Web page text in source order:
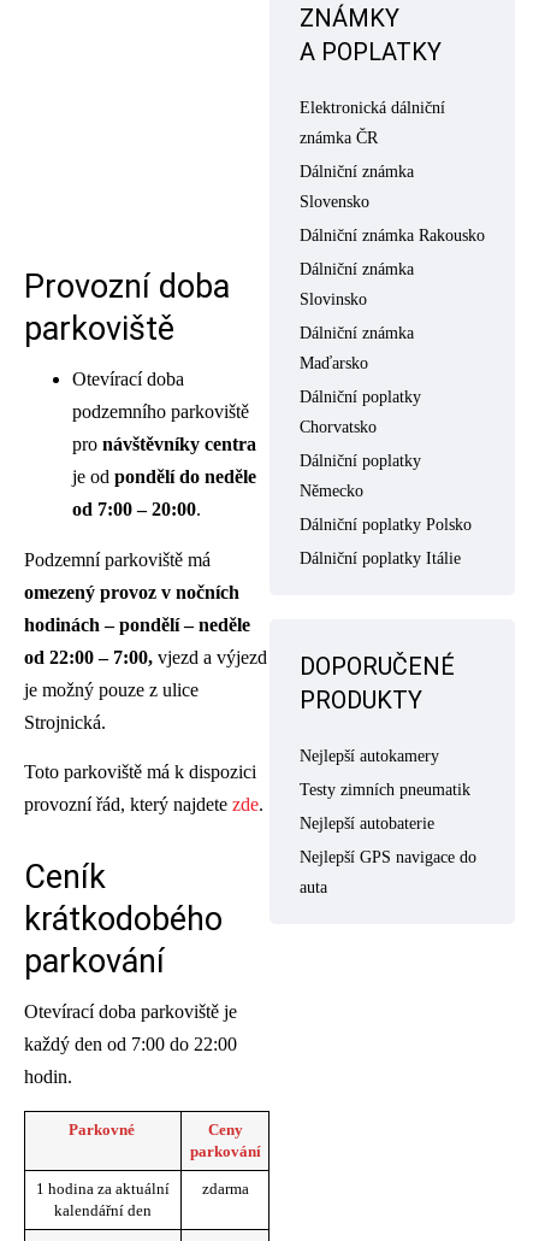
Provozní doba
parkoviště
Otevírací doba
podzemního parkoviště
pro návštěvníky centra
je od pondělí do neděle
od 7:00 – 20:00.
Podzemní parkoviště má
omezený provoz v nočních
hodinách – pondělí – neděle
od 22:00 – 7:00, vjezd a výjezd
je možný pouze z ulice
Strojnická.
Toto parkoviště má k dispozici
provozní řád, který najdete zde.
Ceník
krátkodobého
parkování
Otevírací doba parkoviště je
každý den od 7:00 do 22:00
hodin.
Parkovné
Ceny
parkování
1 hodina za aktuální
kalendářní den
zdarma
ZNÁMKY
A POPLATKY
Elektronická dálniční
známka ČR
Dálniční známka
Slovensko
Dálniční známka Rakousko
Dálniční známka
Slovinsko
Dálniční známka
Maďarsko
Dálniční poplatky
Chorvatsko
Dálniční poplatky
Německo
Dálniční poplatky Polsko
Dálniční poplatky Itálie
DOPORUČENÉ
PRODUKTY
Nejlepší autokamery
Testy zimních pneumatik
Nejlepší autobaterie
Nejlepší GPS navigace do
auta